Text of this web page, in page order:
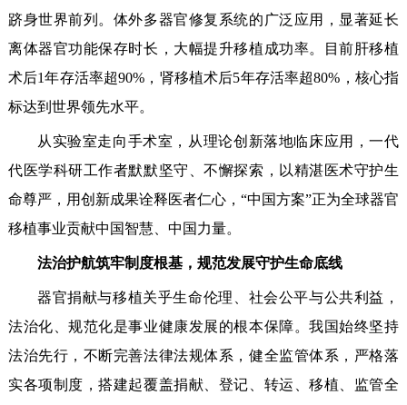
跻身世界前列。体外多器官修复系统的广泛应用，显著延长
离体器官功能保存时长，大幅提升移植成功率。目前肝移植
术后1年存活率超90%，肾移植术后5年存活率超80%，核心指
标达到世界领先水平。
从实验室走向手术室，从理论创新落地临床应用，一代
代医学科研工作者默默坚守、不懈探索，以精湛医术守护生
命尊严，用创新成果诠释医者仁心，“中国方案”正为全球器官
移植事业贡献中国智慧、中国力量。
法治护航筑牢制度根基，规范发展守护生命底线
器官捐献与移植关乎生命伦理、社会公平与公共利益，
法治化、规范化是事业健康发展的根本保障。我国始终坚持
法治先行，不断完善法律法规体系，健全监管体系，严格落
实各项制度，搭建起覆盖捐献、登记、转运、移植、监管全